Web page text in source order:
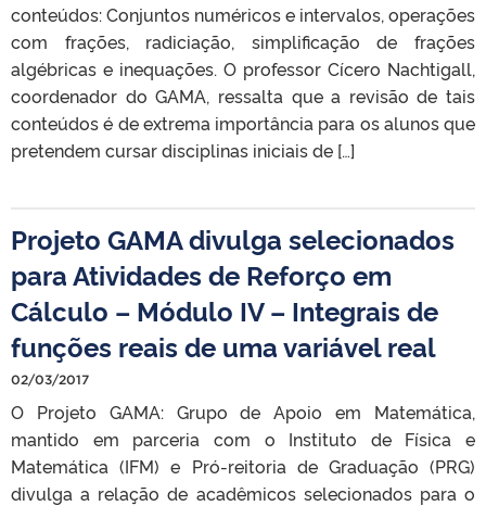
conteúdos: Conjuntos numéricos e intervalos, operações
com frações, radiciação, simplificação de frações
algébricas e inequações. O professor Cícero Nachtigall,
coordenador do GAMA, ressalta que a revisão de tais
conteúdos é de extrema importância para os alunos que
pretendem cursar disciplinas iniciais de […]
Projeto GAMA divulga selecionados
para Atividades de Reforço em
Cálculo – Módulo IV – Integrais de
funções reais de uma variável real
02/03/2017
O Projeto GAMA: Grupo de Apoio em Matemática,
mantido em parceria com o Instituto de Física e
Matemática (IFM) e Pró-reitoria de Graduação (PRG)
divulga a relação de acadêmicos selecionados para o